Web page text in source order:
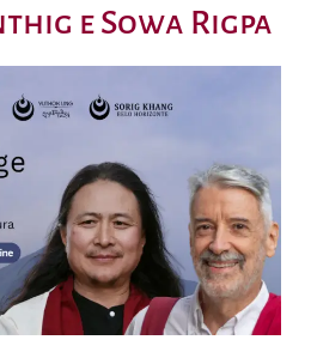
e Sowa Rigpa